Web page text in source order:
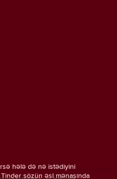
hələ də nə istədiyini
sözün əsl mənasında